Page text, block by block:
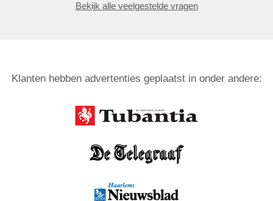
Bekijk alle veelgestelde vragen
Klanten hebben advertenties geplaatst in onder andere: